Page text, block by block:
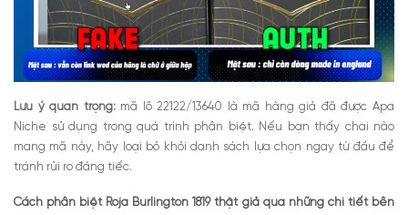
Lưu ý quan trọng:mã lô 22122/13640 là mã hàng giả đã được Apa
Niche sử dụng trong quá trình phân biệt. Nếu bạn thấy chai nào
mang mã này, hãy loại bỏ khỏi danh sách lựa chọn ngay từ đầu để
tránh rủi ro đáng tiếc.
Cách phân biệt Roja Burlington 1819 thật giả qua những chi tiết bên